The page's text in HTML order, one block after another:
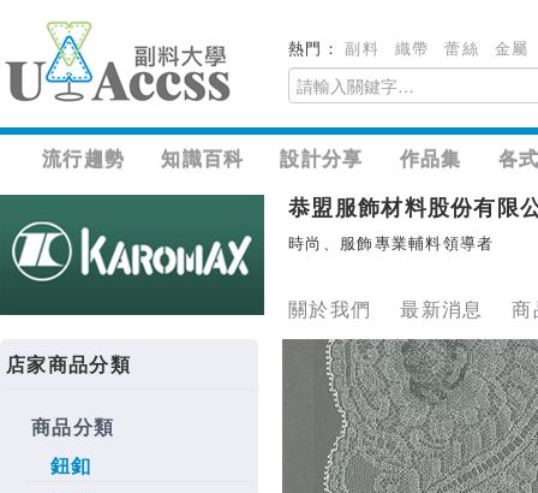
熱門：副料 織帶 蕾絲 金屬
流行趨勢 知識百科 設計分享 作品集 各
恭盟服飾材料股份有限
時尚、服飾專業輔料領導者
關於我們 最新消息 商
店家商品分類
商品分類
鈕釦